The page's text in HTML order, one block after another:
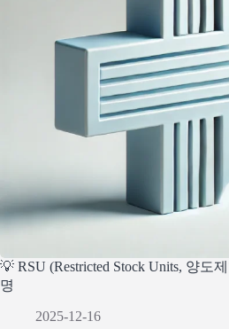
💡 RSU (Restricted Stock Units, 양도
명
2025-12-16